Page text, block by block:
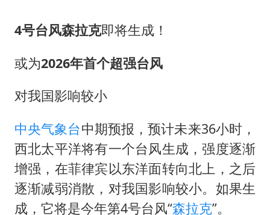
新疆一婚礼线上邀请引热议
《龙餐馆》 冲奖
上门女婿出轨女邻居多年被判重婚罪
构建更高水平的全民健身公共服务体系
4号台风森拉克即将生成！
或为2026年首个超强台风
对我国影响较小
中央气象台中期预报，预计未来36小时，
西北太平洋将有一个台风生成，强度逐渐
增强，在菲律宾以东洋面转向北上，之后
逐渐减弱消散，对我国影响较小。如果生
成，它将是今年第4号台风“森拉克”。